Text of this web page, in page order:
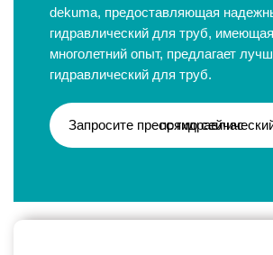
dekuma, предоставляющая
гидравлический для труб, имеющая
многолетний опыт, предлагает
гидравлический для труб.
Запросите пресс гидравлический для труб прямо сейчас